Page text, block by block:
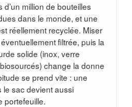
million de bouteilles
dans le monde, et une
réellement recyclée. Miser
filtrée, puis la
solide (inox, verre
change la donne
se prend vite : une
sac devient aussi
portefeuille.